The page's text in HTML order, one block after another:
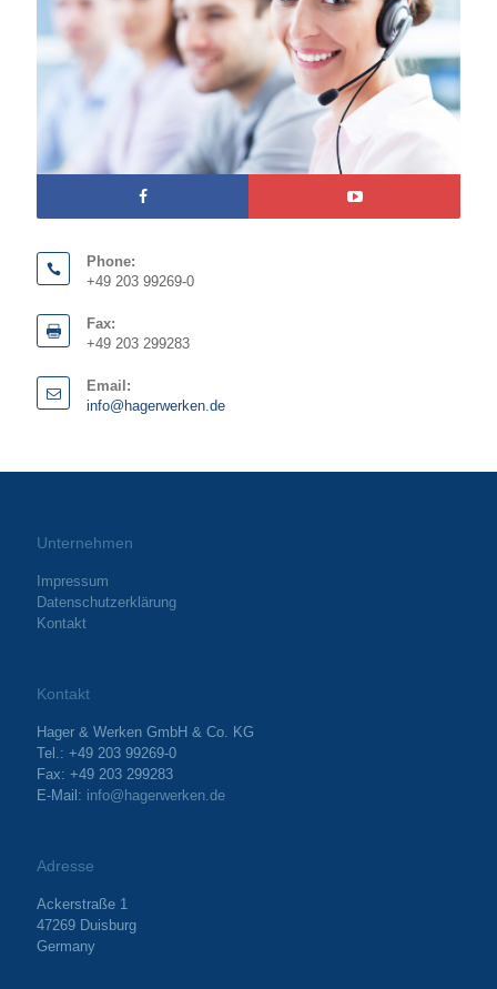
Phone:
+49 203 99269-0
Fax:
+49 203 299283
Email:
info@hagerwerken.de
Unternehmen
Impressum
Datenschutzerklärung
Kontakt
Kontakt
Hager & Werken GmbH & Co. KG
Tel.: +49 203 99269-0
Fax: +49 203 299283
E-Mail: info@hagerwerken.de
Adresse
Ackerstraße 1
47269 Duisburg
Germany